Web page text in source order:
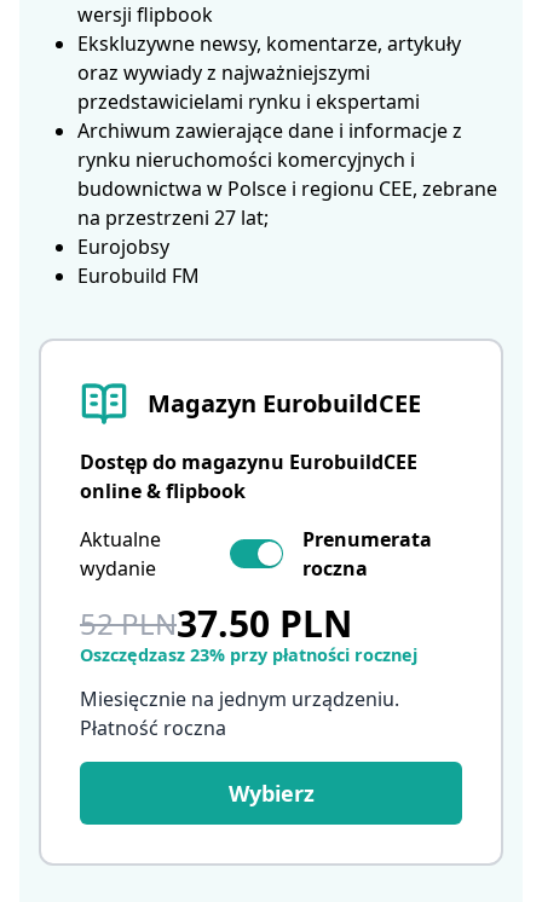
Magazyn EurobuildCEE
Dostęp do magazynu EurobuildCEE
online & flipbook
Aktualne
wydanie
Prenumerata
roczna
52 PLN37.50 PLN
Oszczędzasz 23% przy płatności rocznej
Miesięcznie na jednym urządzeniu.
Płatność roczna
Wybierz
wersji flipbook
Ekskluzywne newsy, komentarze, artykuły
oraz wywiady z najważniejszymi
przedstawicielami rynku i ekspertami
Archiwum zawierające dane i informacje z
rynku nieruchomości komercyjnych i
budownictwa w Polsce i regionu CEE, zebrane
na przestrzeni 27 lat;
Eurojobsy
Eurobuild FM